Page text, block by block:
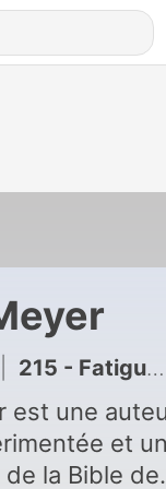
215 - Fatigué de lutter ? Laisse Dieu combattre à ta place | Joyce Meyer
est une
et
la Bible de